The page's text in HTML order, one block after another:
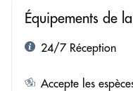
Équipements de
24/7 Réception
Accepte les